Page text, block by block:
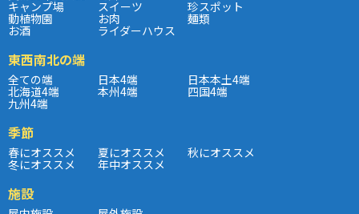
キャンプ場 スイーツ 珍スポット
動植物園 お肉 麺類
お酒 ライダーハウス
東西南北の端
全ての端 日本4端 日本本土4端
北海道4端 本州4端 四国4端
九州4端
季節
春にオススメ 夏にオススメ 秋にオススメ
冬にオススメ 年中オススメ
施設